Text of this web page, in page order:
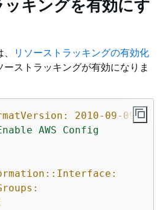
ッキングを有効にす
リソーストラッキングの有効化
ストラッキングが有効になりま
2010-09-09
AWS Config